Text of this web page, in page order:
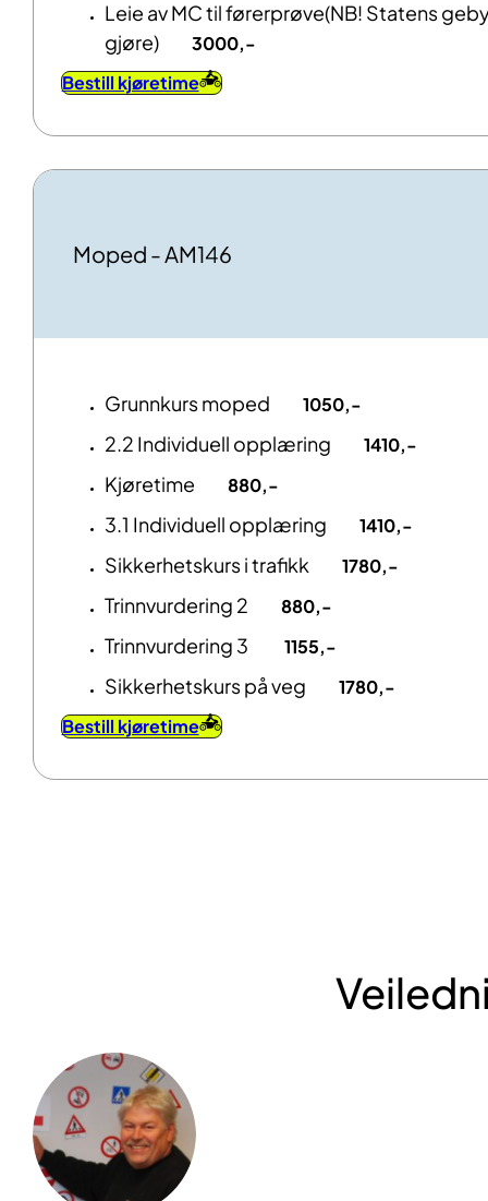
Leie av MC til førerprøve(NB! Statens
gjøre)
3000,-
Bestill kjøretime
Moped - AM146
Grunnkurs moped 1050,-
2.2 Individuell opplæring 1410,-
Kjøretime 880,-
3.1 Individuell opplæring 1410,-
Sikkerhetskurs i trafikk 1780,-
Trinnvurdering 2 880,-
Trinnvurdering 3 1155,-
Sikkerhetskurs på veg 1780,-
Bestill kjøretime